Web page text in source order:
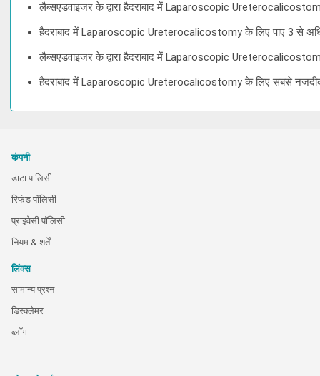
लैब्सएडवाइजर के द्वारा हैदराबाद में Laparoscopic
हैदराबाद में Laparoscopic Ureterocalicostomy के लिए पाए 3 से
लैब्सएडवाइजर के द्वारा हैदराबाद में Laparoscopic
हैदराबाद में Laparoscopic Ureterocalicostomy के लिए सबसे
कंपनी
डाटा पालिसी
रिफंड पॉलिसी
प्राइवेसी पॉलिसी
नियम & शर्तें
लिंक्स
सामान्य प्रश्न
डिस्क्लेमर
ब्लॉग